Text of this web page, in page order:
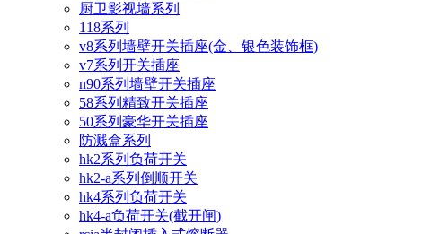
厨卫影视墙系列
118系列
v8系列墙壁开关插座(金、银色装饰框)
v7系列开关插座
n90系列墙壁开关插座
58系列精致开关插座
50系列豪华开关插座
防溅盒系列
hk2系列负荷开关
hk2-a系列倒顺开关
hk4系列负荷开关
hk4-a负荷开关(截开闸)